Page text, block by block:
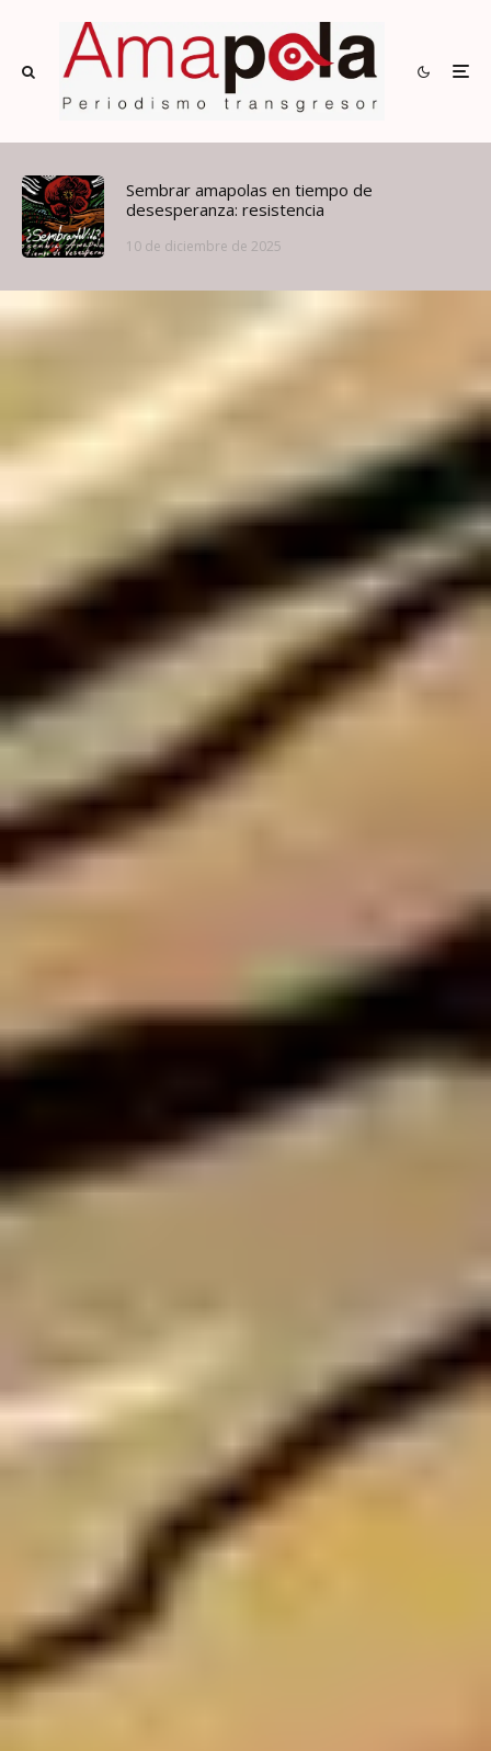
Sembrar amapolas en tiempo de
desesperanza: resistencia
10 de diciembre de 2025